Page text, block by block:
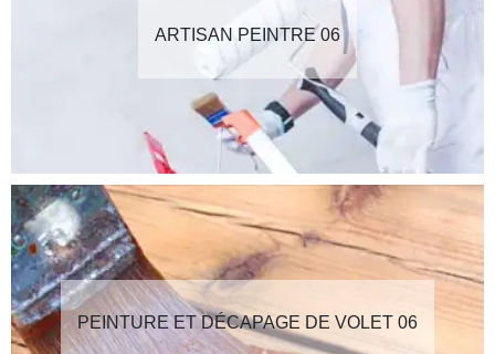
ARTISAN PEINTRE 06
PEINTURE ET DÉCAPAGE DE VOLET 06